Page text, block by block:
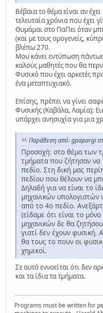
Βέβαια το θέμα είναι αν
τελευταία χρόνια που έχει
Θυμάμαι στο ΠαΠει όταν
(και με τους ομογενείς,
βλέπω 270.
Μου κάνει εντύπωση
καλούς μαθητές που θα
Φυσικό που έχει αρκετές
ένα μεταπτυχιακό.
Επίσης, πρέπει να γίνει
Φυσικής (Καβάλα, Λαμία);
υπάρχει ανησυχία για μια
Παράθεση από: gpapargi
Προσοχή: στο θέμα των
τμήματα που ζήτησαν να
πεδίο. Στη δική μας
πεδίου που θέλουν να
Δηλαδή για να είναι το
μηχανικών υπολογιστών
από το 4ο πεδίο.
(είδαμε ότι είναι το
μηχανικών δε θα
γιατί δεν έχουν φυσική.
θα τους το πουν οι
χημικοί.
Σε αυτό εννοείται ότι δεν
και τα ίδια τα τμήματα.
Programs must be written for